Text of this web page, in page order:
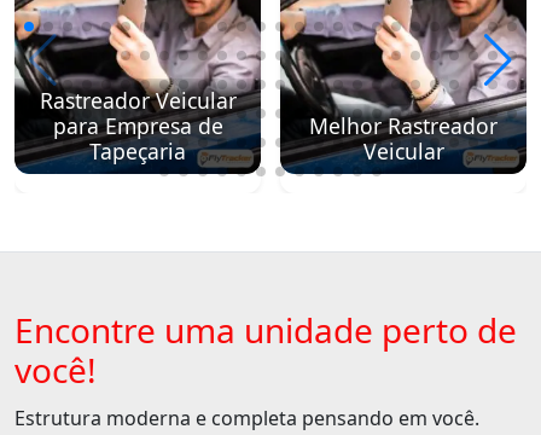
Rastreador Veicular
para Empresa de
Tapeçaria
Melhor Rastreador
Veicular
Encontre uma unidade perto de
você!
Estrutura moderna e completa pensando em você.